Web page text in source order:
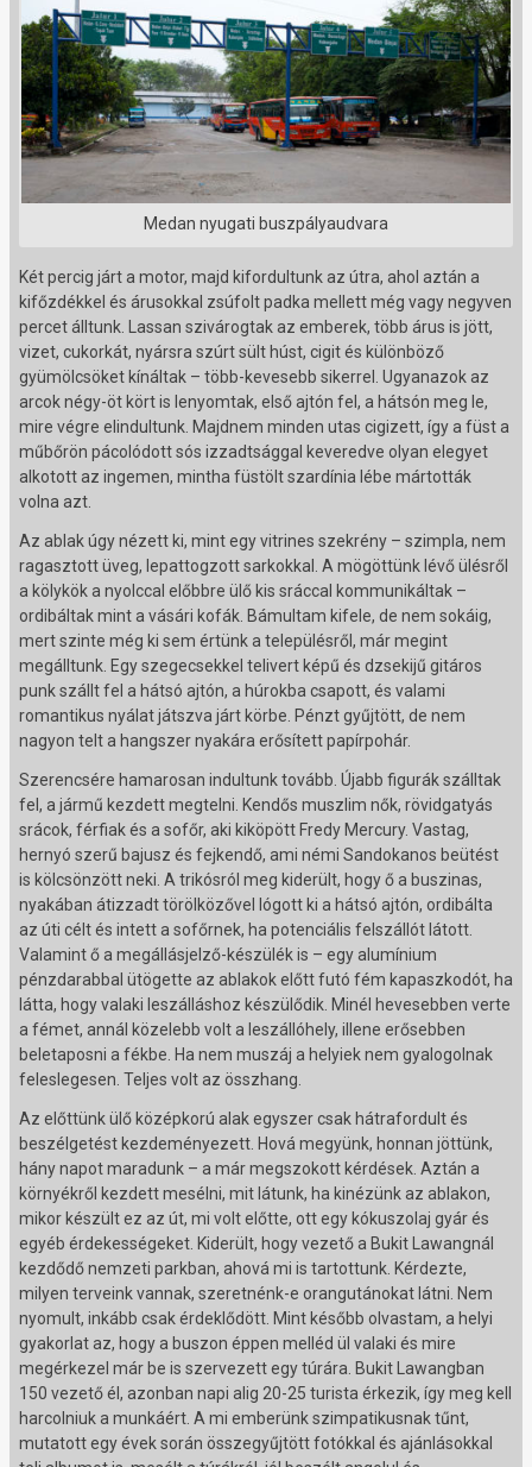
Medan nyugati buszpályaudvara
Két percig járt a motor, majd kifordultunk az útra, ahol aztán a
kifőzdékkel és árusokkal zsúfolt padka mellett még vagy negyven
percet álltunk. Lassan szivárogtak az emberek, több árus is jött,
vizet, cukorkát, nyársra szúrt sült húst, cigit és különböző
gyümölcsöket kínáltak – több-kevesebb sikerrel. Ugyanazok az
arcok négy-öt kört is lenyomtak, első ajtón fel, a hátsón meg le,
mire végre elindultunk. Majdnem minden utas cigizett, így a füst a
műbőrön pácolódott sós izzadtsággal keveredve olyan elegyet
alkotott az ingemen, mintha füstölt szardínia lébe mártották
volna azt.
Az ablak úgy nézett ki, mint egy vitrines szekrény – szimpla, nem
ragasztott üveg, lepattogzott sarkokkal. A mögöttünk lévő ülésről
a kölykök a nyolccal előbbre ülő kis sráccal kommunikáltak –
ordibáltak mint a vásári kofák. Bámultam kifele, de nem sokáig,
mert szinte még ki sem értünk a településről, már megint
megálltunk. Egy szegecsekkel telivert képű és dzsekijű gitáros
punk szállt fel a hátsó ajtón, a húrokba csapott, és valami
romantikus nyálat játszva járt körbe. Pénzt gyűjtött, de nem
nagyon telt a hangszer nyakára erősített papírpohár.
Szerencsére hamarosan indultunk tovább. Újabb figurák szálltak
fel, a jármű kezdett megtelni. Kendős muszlim nők, rövidgatyás
srácok, férfiak és a sofőr, aki kiköpött Fredy Mercury. Vastag,
hernyó szerű bajusz és fejkendő, ami némi Sandokanos beütést
is kölcsönzött neki. A trikósról meg kiderült, hogy ő a buszinas,
nyakában átizzadt törölközővel lógott ki a hátsó ajtón, ordibálta
az úti célt és intett a sofőrnek, ha potenciális felszállót látott.
Valamint ő a megállásjelző-készülék is – egy alumínium
pénzdarabbal ütögette az ablakok előtt futó fém kapaszkodót, ha
látta, hogy valaki leszálláshoz készülődik. Minél hevesebben verte
a fémet, annál közelebb volt a leszállóhely, illene erősebben
beletaposni a fékbe. Ha nem muszáj a helyiek nem gyalogolnak
feleslegesen. Teljes volt az összhang.
Az előttünk ülő középkorú alak egyszer csak hátrafordult és
beszélgetést kezdeményezett. Hová megyünk, honnan jöttünk,
hány napot maradunk – a már megszokott kérdések. Aztán a
környékről kezdett mesélni, mit látunk, ha kinézünk az ablakon,
mikor készült ez az út, mi volt előtte, ott egy kókuszolaj gyár és
egyéb érdekességeket. Kiderült, hogy vezető a Bukit Lawangnál
kezdődő nemzeti parkban, ahová mi is tartottunk. Kérdezte,
milyen terveink vannak, szeretnénk-e orangutánokat látni. Nem
nyomult, inkább csak érdeklődött. Mint később olvastam, a helyi
gyakorlat az, hogy a buszon éppen melléd ül valaki és mire
megérkezel már be is szervezett egy túrára. Bukit Lawangban
150 vezető él, azonban napi alig 20-25 turista érkezik, így meg kell
harcolniuk a munkáért. A mi emberünk szimpatikusnak tűnt,
mutatott egy évek során összegyűjtött fotókkal és ajánlásokkal